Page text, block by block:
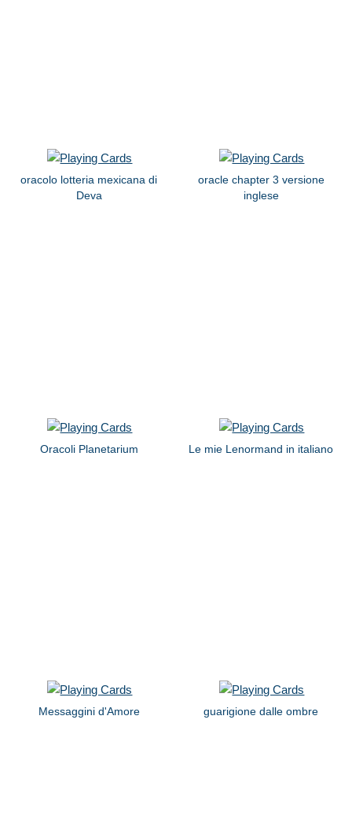
oracolo lotteria mexicana di
Deva
oracle chapter 3 versione
inglese
Oracoli Planetarium Le mie Lenormand in italiano
Messaggini d'Amore guarigione dalle ombre